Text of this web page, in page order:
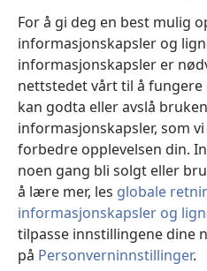
For å gi deg en best mulig
informasjonskapsler og
informasjonskapsler er
nettstedet vårt til å fungere
kan godta eller avslå
informasjonskapsler, som
forbedre opplevelsen din.
noen gang bli solgt eller
å lære mer, les globale
informasjonskapsler og
tilpasse innstillingene dine
på Personverninnstillinger.
fiender.’» Saul regnet
å drepe David.
David, og David likte
svigersønn. d Før
David av sted med
filistere. David kom med
kongen, så han kunne bli
ga ham derfor sin datter
forsto at Jehova var med
Mikal elsket ham. g 29
mer redd for David, og
av sitt liv. h